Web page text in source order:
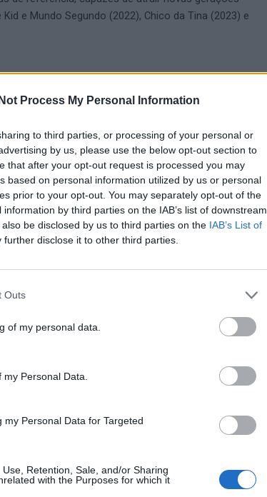
Process My Personal Information
to third parties, or processing of your personal or
by us, please use the below opt-out section to
that after your opt-out request is processed you may
based on personal information utilized by us or personal
prior to your opt-out. You may separately opt-out of the
by third parties on the IAB’s list of downstream
be disclosed by us to third parties on the IAB’s List of
further disclose it to other third parties.
Outs
of my personal data.
Personal Data.
Personal Data for Targeted
Retention, Sale, and/or Sharing
with the Purposes for which it
e Mundo Segundo (2022), Chico da Tina (2023) e